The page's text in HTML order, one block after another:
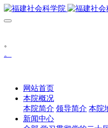
。
。
网站首页
本院概况
本院简介 领导简介 本院
新闻中心